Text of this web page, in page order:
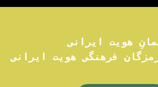
هویت ایرانی
فرهنگی هویت ایرانی